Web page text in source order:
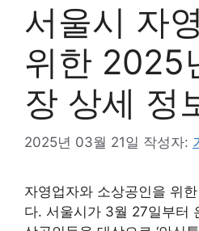
서울시 자
위한 2025
장 상세 정
2025년 03월 21일 작성자:
자영업자와 소상공인을 위
다. 서울시가 3월 27일부터